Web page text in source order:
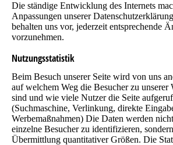
Die ständige Entwicklung des Internets
Anpassungen unserer
behalten uns vor, jederzeit entsprechende
vorzunehmen.
Nutzungsstatistik
Beim Besuch unserer Seite wird von uns
auf welchem Weg die Besucher zu unserer
sind und wie viele Nutzer die Seite
(Suchmaschine, Verlinkung, direkte
Werbemaßnahmen) Die Daten werden
einzelne Besucher zu identifizieren,
Übermittlung quantitativer Größen. Die